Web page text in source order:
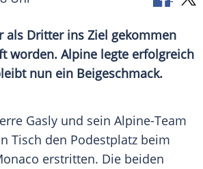
als Dritter ins Ziel gekommen
worden. Alpine legte erfolgreich
nun ein Beigeschmack.
Gasly und sein Alpine-Team
Tisch den Podestplatz beim
erstritten. Die beiden